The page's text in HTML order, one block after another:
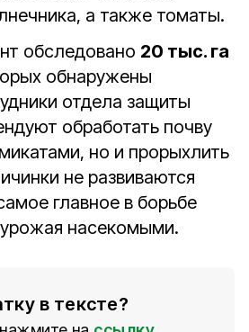
а также томаты.
обследовано 20 тыс. га
обнаружены
отдела защиты
обработать почву
но и прорыхлить
не развиваются
главное в борьбе
насекомыми.
в тексте?